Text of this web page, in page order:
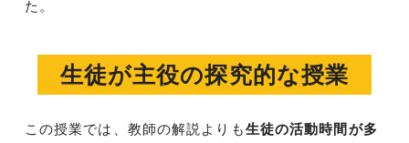
た。
生徒が主役の探究的な授業
この授業では、教師の解説よりも生徒の活動時間が多